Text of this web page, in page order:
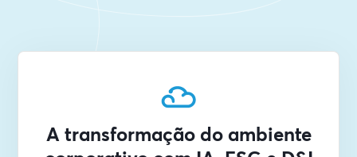
A transformação do ambiente